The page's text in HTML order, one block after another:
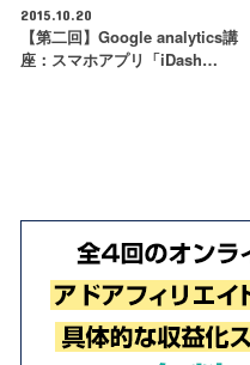
2015.10.20
【第二回】Google analytics講
座：スマホアプリ「iDash…